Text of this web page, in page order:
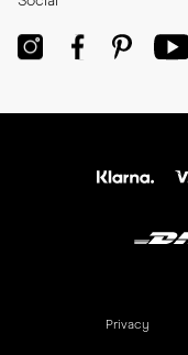
Privacy